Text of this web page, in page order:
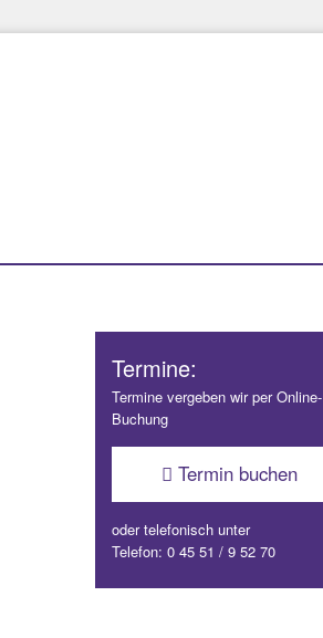
Termine:
Termine vergeben wir per Online-
Buchung
Termin buchen
oder telefonisch unter
Telefon: 0 45 51 / 9 52 70